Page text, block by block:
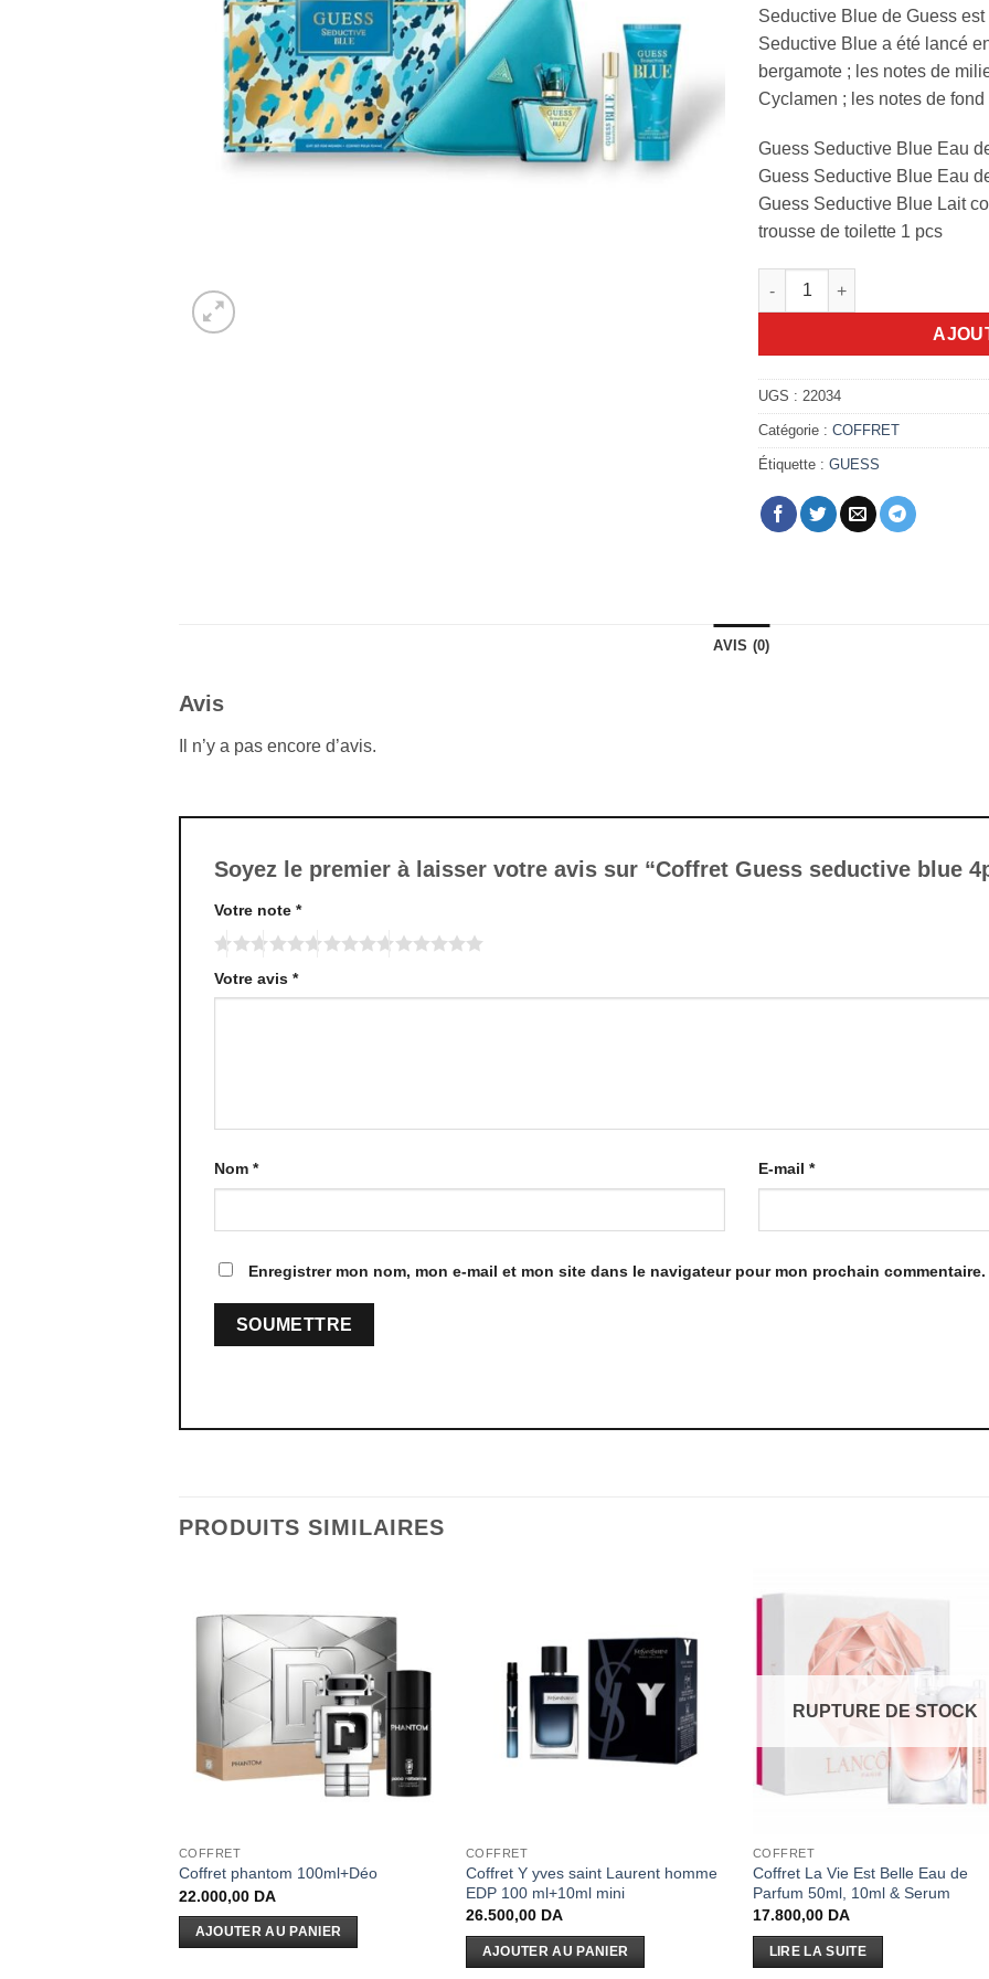
Seductive Blue de Guess
Seductive Blue a été lancé
bergamote ; les notes de
Cyclamen ; les notes de
Guess Seductive Blue Eau
Guess Seductive Blue Eau
Guess Seductive Blue Lait
trousse de toilette 1 pcs
quantité de Coffret Guess
UGS : 22034
Catégorie : COFFRET
Étiquette : GUESS
AVIS (0)
Avis
Il n’y a pas encore d’avis.
Soyez le premier à laisser votre avis sur “Coffret Guess seductive blue
Votre note *
Votre avis *
Nom * E-mail *
Enregistrer mon nom, mon e-mail et mon site dans le navigateur pour mon prochain commentaire.
PRODUITS SIMILAIRES
COFFRET
Coffret phantom 100ml+Déo
22.000,00 DA
AJOUTER AU PANIER
COFFRET
Coffret Y yves saint Laurent homme
EDP 100 ml+10ml mini
26.500,00 DA
AJOUTER AU PANIER
RUPTURE DE STOCK
COFFRET
Coffret La Vie Est Belle Eau de
Parfum 50ml, 10ml & Serum
17.800,00 DA
LIRE LA SUITE